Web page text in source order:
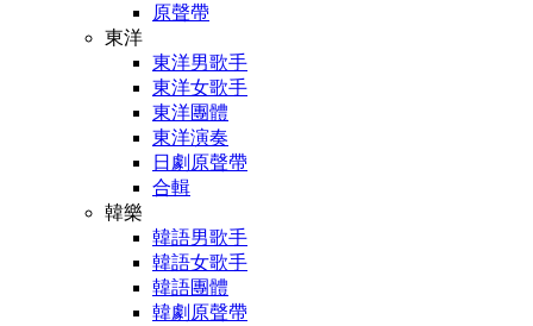
原聲帶
東洋
東洋男歌手
東洋女歌手
東洋團體
東洋演奏
日劇原聲帶
合輯
韓樂
韓語男歌手
韓語女歌手
韓語團體
韓劇原聲帶